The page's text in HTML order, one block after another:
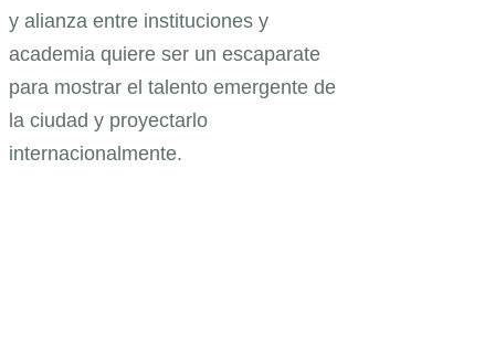
y alianza entre instituciones y
academia quiere ser un escaparate
para mostrar el talento emergente de
la ciudad y proyectarlo
internacionalmente.